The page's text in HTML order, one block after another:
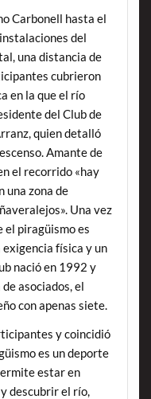
Carbonell hasta el
del
una distancia de
cubrieron
en la que el río
del Club de
quien detalló
Amante de
el recorrido «hay
una zona de
Una vez
el piragüismo es
física y un
nació en 1992 y
asociados, el
con apenas siete.
y coincidió
es un deporte
estar en
descubrir el río,